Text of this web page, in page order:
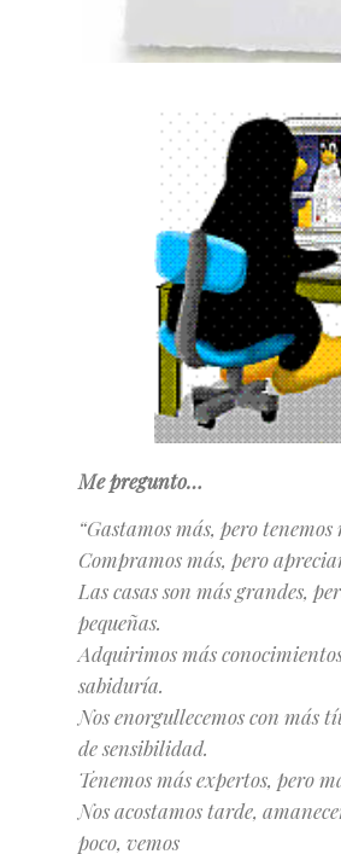
Me pregunto…
“Gastamos más, pero tenemos
Compramos más, pero
Las casas son más grandes,
pequeñas.
Adquirimos más
sabiduría.
Nos enorgullecemos con más
de sensibilidad.
Tenemos más expertos, pero
Nos acostamos tarde,
poco, vemos